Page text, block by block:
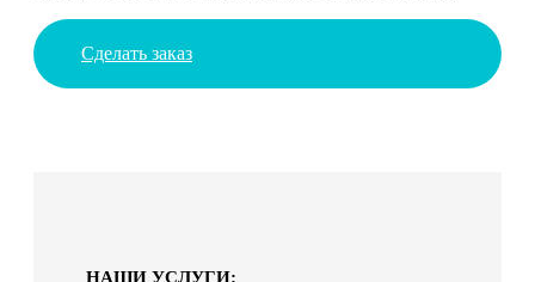
Сделать заказ
НАШИ УСЛУГИ: